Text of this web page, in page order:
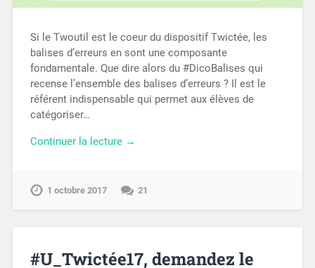
Si le Twoutil est le coeur du dispositif Twictée, les
balises d’erreurs en sont une composante
fondamentale. Que dire alors du #DicoBalises qui
recense l’ensemble des balises d’erreurs ? Il est le
référent indispensable qui permet aux élèves de
catégoriser…
Continuer la lecture →
1 octobre 2017 21
#U_Twictée17, demandez le